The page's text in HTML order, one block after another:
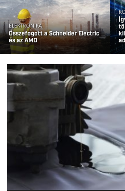
ELEKTRONIKA
Összefogott a Schneider Electric
és az AMD